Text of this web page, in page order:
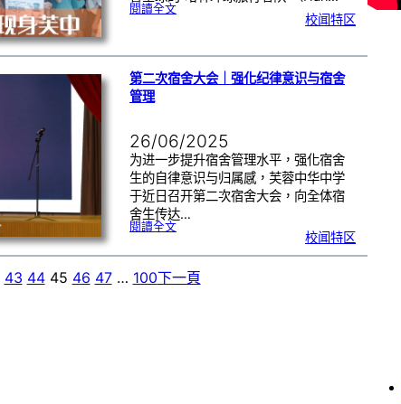
閱讀全文:大
血
哈
林
篮
球
中
校闻特区
第二次宿舍大会｜强化纪律意识与宿舍
管理
26/06/2025
为进一步提升宿舍管理水平，强化宿舍
生的自律意识与归属感，芙蓉中华中学
于近日召开第二次宿舍大会，向全体宿
舍生传达…
閱讀全文:第
舍
｜
强
化
校闻特区
43 44 45 46 47 … 100下一頁